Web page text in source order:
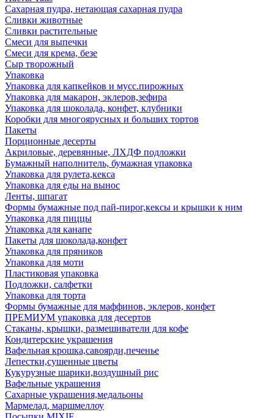
Сахарная пудра, нетающая сахарная пудра
Сливки животные
Сливки растительные
Смеси для выпечки
Смеси для крема, безе
Сыр творожный
Упаковка
Упаковка для капкейков и мусс.пирожных
Упаковка для макарон, эклеров,зефира
Упаковка для шоколада, конфет, клубники
Коробки для многоярусных и больших тортов
Пакеты
Порционные десерты
Акриловые, деревянные, ЛХДФ подложки
Бумажный наполнитель, бумажная упаковка
Упаковка для рулета,кекса
Упаковка для еды на вынос
Ленты, шпагат
Формы бумажные под пай-пирог,кексы и крышки к ним
Упаковка для пиццы
Упаковка для канапе
Пакеты для шоколада,конфет
Упаковка для пряников
Упаковка для моти
Пластиковая упаковка
Подложки, салфетки
Упаковка для торта
Формы бумажные для маффинов, эклеров, конфет
ПРЕМИУМ упаковка для десертов
Стаканы, крышки, размешиватели для кофе
Кондитерские украшения
Вафельная крошка,савоярди,печенье
Лепестки,сушенные цветы
Кукурузные шарики,воздушный рис
Вафельные украшения
Сахарные украшения,медальоны
Мармелад, маршмеллоу